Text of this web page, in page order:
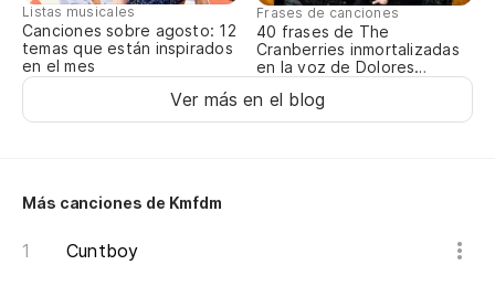
Listas musicales
Canciones sobre agosto: 12
temas que están inspirados
en el mes
Frases de canciones
40 frases de The
Cranberries inmortalizadas
en la voz de Dolores
Ver más en el blog
Más canciones de Kmfdm
Cuntboy